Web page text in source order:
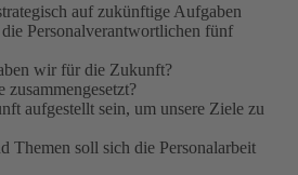
auf zukünftige Aufgaben
Personalverantwortlichen fünf
wir für die Zukunft?
zusammengesetzt?
aufgestellt sein, um unsere Ziele zu
Themen soll sich die Personalarbeit